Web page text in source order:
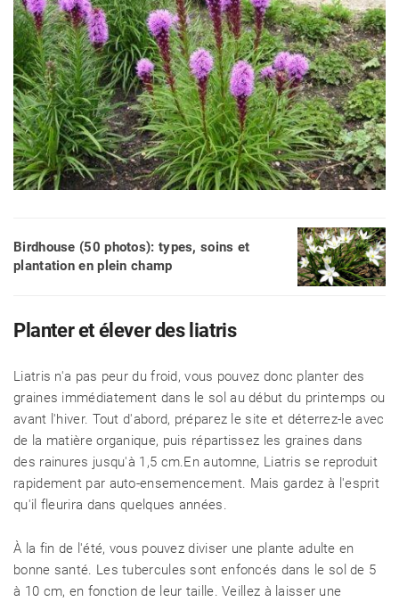
Birdhouse (50 photos): types, soins et
plantation en plein champ
Planter et élever des liatris
Liatris n'a pas peur du froid, vous pouvez donc planter des
graines immédiatement dans le sol au début du printemps ou
avant l'hiver. Tout d'abord, préparez le site et déterrez-le avec
de la matière organique, puis répartissez les graines dans
des rainures jusqu'à 1,5 cm.En automne, Liatris se reproduit
rapidement par auto-ensemencement. Mais gardez à l'esprit
qu'il fleurira dans quelques années.
À la fin de l'été, vous pouvez diviser une plante adulte en
bonne santé. Les tubercules sont enfoncés dans le sol de 5
à 10 cm, en fonction de leur taille. Veillez à laisser une